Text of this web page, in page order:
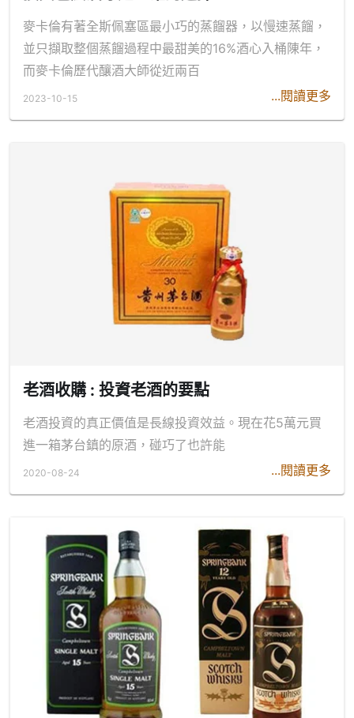
麥卡倫有著全斯佩塞區最小巧的蒸餾器，以慢速蒸餾，
並只擷取整個蒸餾過程中最甜美的16%酒心入桶陳年，
而麥卡倫歷代釀酒大師從近兩百
...閱讀更多
2023-10-15
老酒收購 : 投資老酒的要點
老酒投資的真正價值是長線投資效益。現在花5萬元買
進一箱茅台鎮的原酒，碰巧了也許能
...閱讀更多
2020-08-24